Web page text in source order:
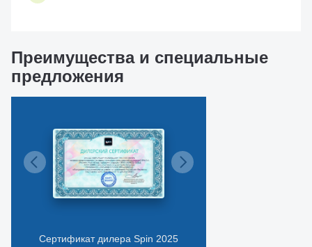
Преимущества и специальные
предложения
Сертификат дилера Spin 2025